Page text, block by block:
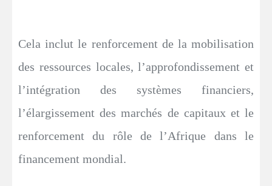
Cela inclut le renforcement de la mobilisation
des ressources locales, l’approfondissement et
l’intégration des systèmes financiers,
l’élargissement des marchés de capitaux et le
renforcement du rôle de l’Afrique dans le
financement mondial.